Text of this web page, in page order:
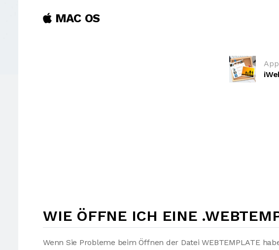
MAC OS
WIE ÖFFNE ICH EINE
Wenn Sie Probleme beim Öffnen der Datei WEBTEMPLATE